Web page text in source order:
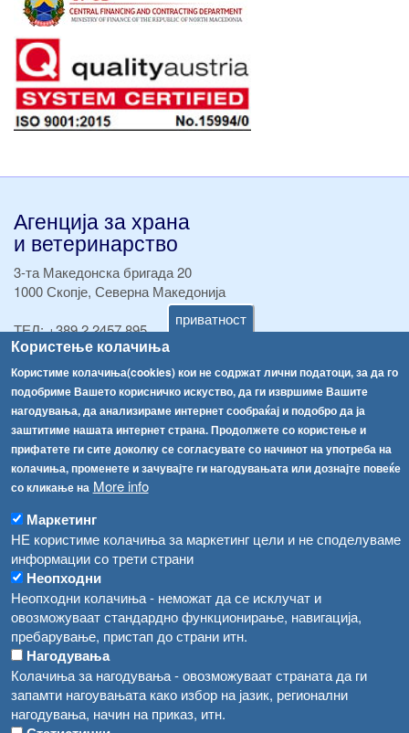
приватност
Користење колачиња
Користиме колачиња(cookies) кои не содржат лични податоци, за да го
подобриме Вашето корисничко искуство, да ги извршиме Вашите
нагодувања, да анализираме интернет сообраќај и подобро да ја
заштитиме нашата интернет страна. Продолжете со користење и
прифатете ги сите доколку се согласувате со начинот на употреба на
колачиња, променете и зачувајте ги нагодувањата или дознајте повеќе
со кликање на More info
Маркетинг
НЕ користиме колачиња за маркетинг цели и не споделуваме
информации со трети страни
Неопходни
Неопходни колачиња - неможат да се исклучат и
овозможуваат стандардно функционирање, навигација,
пребарување, пристап до страни итн.
Нагодувања
Колачиња за нагодувања - овозможуваат страната да ги
запамти нагоувањата како избор на јазик, регионални
нагодувања, начин на приказ, итн.
Агенција за храна
и ветеринарство
3-та Македонска бригада 20
1000 Скопје, Северна Македонија
ТЕЛ:+389 2 2457 895
ТЕЛ:+389 2 2457 873
Факс:+389 2 2457 893
Факс:+389 2 2457 871
info@fva.gov.mk
[АХВ-претходна страна]
Соопштенија
Република Бугарија ги засили официјалните контроли при увоз на свежо овошје и зеленчук
Високите температури ризик од труење со храна, опасни се и за животните
Водата во Гостивар може да се користи како техничка, продолжува испораката на флаширана вода
Во Гостивар спроведени 70 вонредни контроли
Забраната за водата во Гостивар останува на сила, операторите да користат само технички безбедна вода
Навигација
Обрасци
Огласи